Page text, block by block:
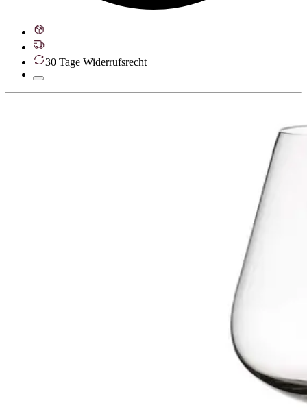
30 Tage Widerrufsrecht